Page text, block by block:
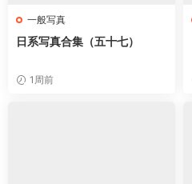
一般写真
日系写真合集（五十七）
1周前